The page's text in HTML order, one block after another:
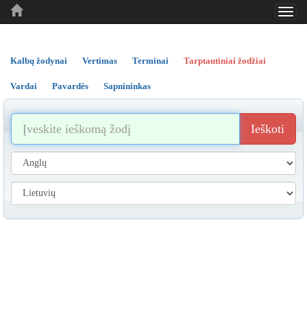
..
..
Kalbų žodynai Vertimas Terminai Tarptautiniai žodžiai
Vardai Pavardės Sapnininkas
Ieškoti